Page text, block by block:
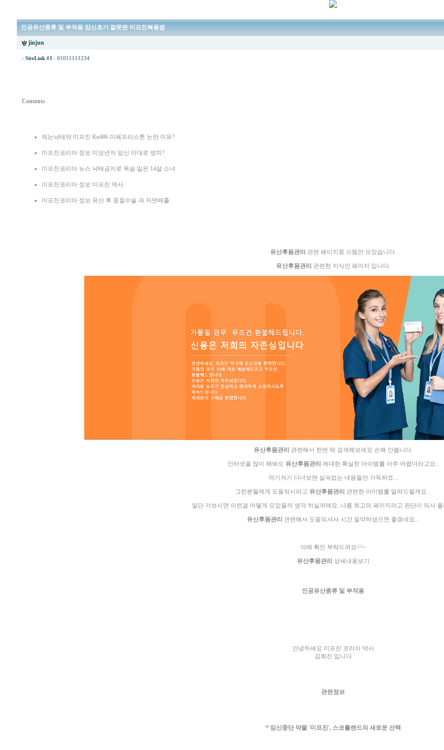
인공유산종류 및 부작용 임신초기 잘못된 미프진복용법
jinjun
- SiteLink #1 : 01011111234
Contents
먹는낙태약 미프진 Ru486 미페프리스톤 논란 이유?
미프진코리아 정보 미성년자 임신 이대로 방치?
미프진코리아 뉴스 낙태금지로 목숨 잃은 14살 소녀
미프진코리아 정보 미프진 역사
미프진코리아 정보 유산 후 중절수술 과 자연배출
유산후몸관리 관련 페이지중 으뜸만 모았습니다.
유산후몸관리 관련한 지식인 페이지 입니다.
유산후몸관리 관련해서 한번 딱 검색해보세요 손해 안봅니다.
인터넷을 많이 해봐도 유산후몸관리 에대한 확실한 아이템를 아주 어렵더라고요..
여기저기 다녀보면 실속없는 내용들만 가득하죠...
그런분들에게 도움되시라고 유산후몸관리 관련한 아이템를 알려드릴게요..
일단 가보시면 이런걸 어떻게 모았을까 생각 하실꺼에요..나름 최고의 페이지라고 판단이 되서
유산후몸관리 관련해서 도움되셔셔 시간 절약하셨으면 좋겠네요...
아래 확인 부탁드려요^^~
유산후몸관리 상세내용보기
인공유산종류 및 부작용
안녕하세요 미프진 코리아 약사
김희진 입니다
관련정보
* 임신중단 약물 '미프진', 스코틀랜드의 새로운 선택